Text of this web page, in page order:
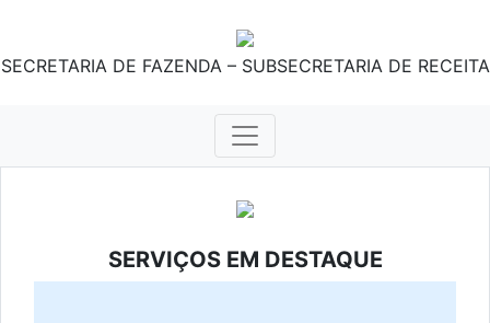
SECRETARIA DE FAZENDA – SUBSECRETARIA DE RECEITA
SERVIÇOS EM DESTAQUE